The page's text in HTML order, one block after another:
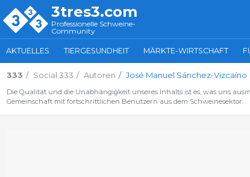
3tres3.com
Professionelle Schweine-
Community
AKTUELLES TIERGESUNDHEIT MÄRKTE-WIRTSCHAFT
333 Social 333 Autoren José Manuel Sánchez-Vizcaíno
Die Qualität und die Unabhängigkeit unseres Inhalts ist es, was uns
Gemeinschaft mit fortschrittlichen Benutzern aus dem Schweinesektor.